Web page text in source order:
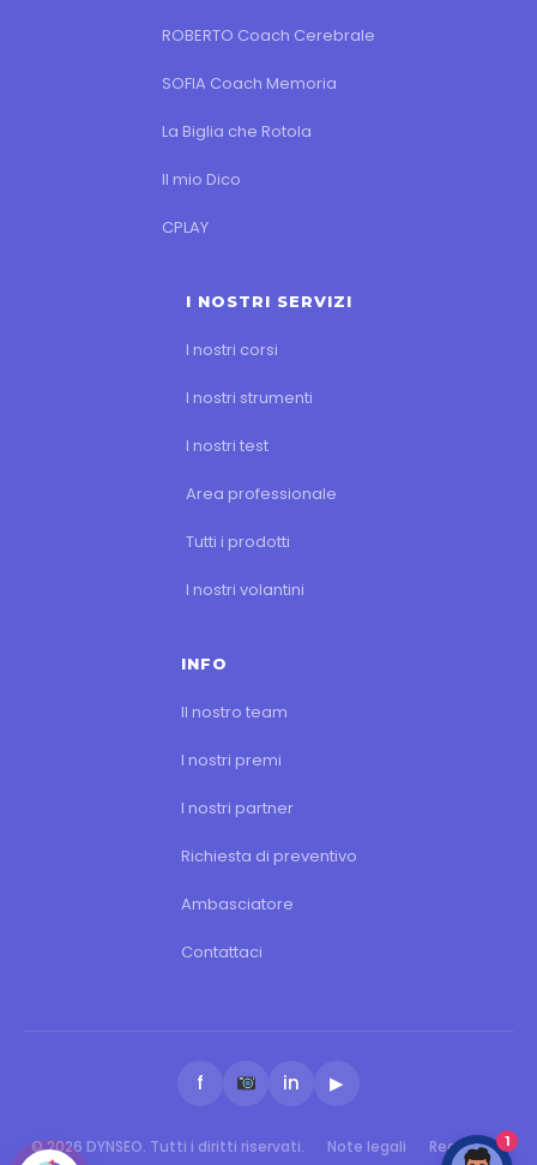
ROBERTO Coach Cerebrale
SOFIA Coach Memoria
La Biglia che Rotola
Il mio Dico
CPLAY
I NOSTRI SERVIZI
I nostri corsi
I nostri strumenti
I nostri test
Area professionale
Tutti i prodotti
I nostri volantini
INFO
Il nostro team
I nostri premi
I nostri partner
Richiesta di preventivo
Ambasciatore
Contattaci
f in ▶
© 2026 DYNSEO. Tutti i diritti riservati. Note legali Realizzato1